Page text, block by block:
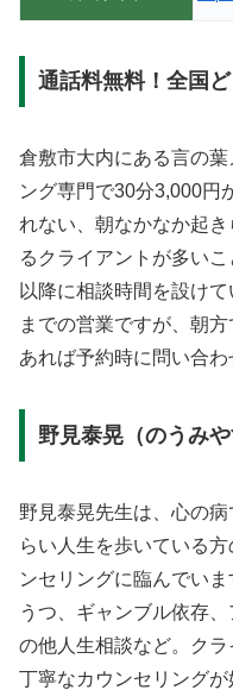
通話料無料！全国
倉敷市大内にある言の
ング専門で30分3,000円
れない、朝なかなか起
るクライアントが多い
以降に相談時間を設け
までの営業ですが、朝
あれば予約時に問い合わ
野見泰晃（のうみ
野見泰晃先生は、心の
らい人生を歩いている
ンセリングに臨んでい
うつ、ギャンブル依存
の他人生相談など。ク
丁寧なカウンセリングが